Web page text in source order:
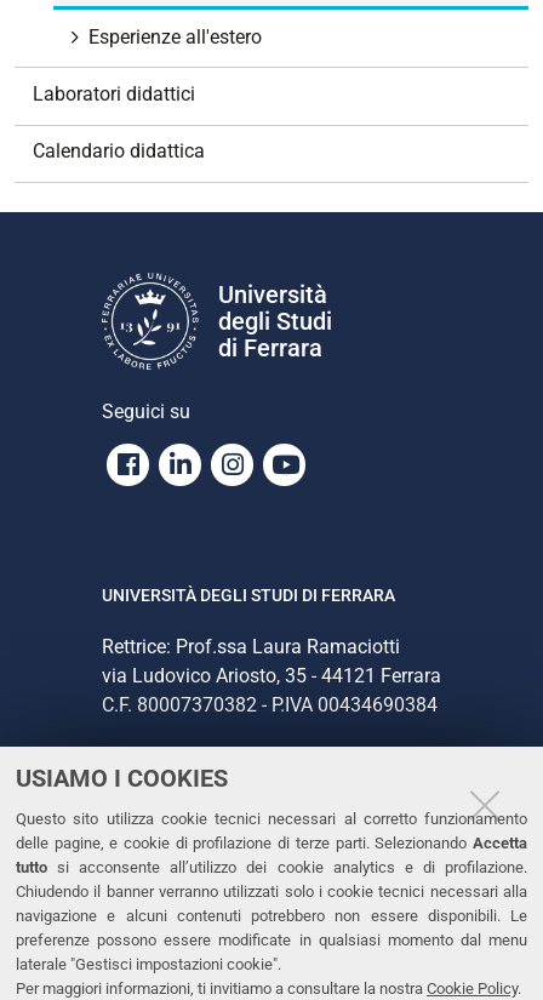
USIAMO I COOKIES
Questo sito utilizza cookie tecnici necessari al corretto funzionamento
delle pagine, e cookie di profilazione di terze parti. Selezionando Accetta
tutto si acconsente all’utilizzo dei cookie analytics e di profilazione.
Chiudendo il banner verranno utilizzati solo i cookie tecnici necessari alla
navigazione e alcuni contenuti potrebbero non essere disponibili. Le
preferenze possono essere modificate in qualsiasi momento dal menu
laterale "Gestisci impostazioni cookie".
Per maggiori informazioni, ti invitiamo a consultare la nostra Cookie Policy.
Esperienze all'estero
Laboratori didattici
Calendario didattica
Università
degli Studi
di Ferrara
Seguici su
Facebook
LinkedinInstagram
Youtube
UNIVERSITÀ DEGLI STUDI DI FERRARA
Rettrice: Prof.ssa Laura Ramaciotti
via Ludovico Ariosto, 35 - 44121 Ferrara
C.F. 80007370382 - P.IVA 00434690384
CONTATTI
Tel. +39 0532 293111
Fax. +39 0532 293031
PEC
LINKS